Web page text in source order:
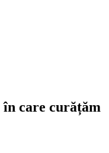
care curățăm